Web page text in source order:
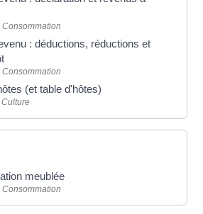
: déductions, réductions et
(et table d'hôtes)
meublée
Consommation